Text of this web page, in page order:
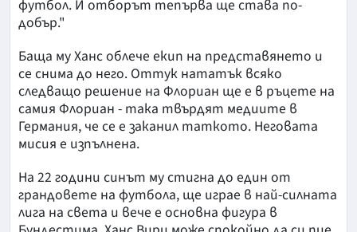
футбол. И отборът тепърва ще става по-
добър."
Баща му Ханс облече екип на представянето и
се снима до него. Оттук нататък всяко
следващо решение на Флориан ще е в ръцете на
самия Флориан - така твърдят медиите в
Германия, че се е заканил таткото. Неговата
мисия е изпълнена.
На 22 години синът му стигна до един от
грандовете на футбола, ще играе в най-силната
лига на света и вече е основна фигура в